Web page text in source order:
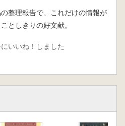
整理報告で、これだけの情報が
としきりの好文献。
いいね！しました